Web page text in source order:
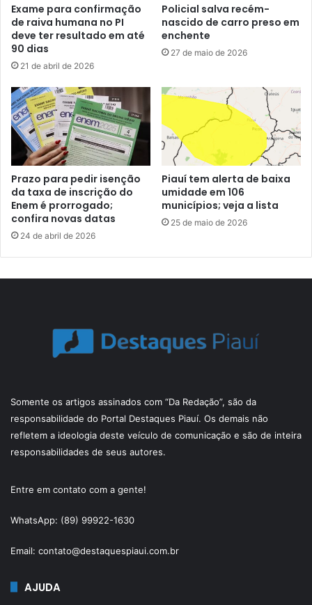
Exame para confirmação
de raiva humana no PI
deve ter resultado em até
90 dias
21 de abril de 2026
Policial salva recém-
nascido de carro preso em
enchente
27 de maio de 2026
Prazo para pedir isenção
da taxa de inscrição do
Enem é prorrogado;
confira novas datas
24 de abril de 2026
Piauí tem alerta de baixa
umidade em 106
municípios; veja a lista
25 de maio de 2026
Somente os artigos assinados com “Da Redação”, são da
responsabilidade do Portal Destaques Piauí. Os demais não
refletem a ideologia deste veículo de comunicação e são de inteira
responsabilidades de seus autores.
Entre em contato com a gente!
WhatsApp: (89) 99922-1630
Email: contato@destaquespiaui.com.br
AJUDA